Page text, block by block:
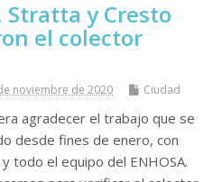
Stratta y Cresto
el colector
noviembre de 2020 Ciudad
agradecer el trabajo que se
desde fines de enero, con
todo el equipo del ENHOSA.